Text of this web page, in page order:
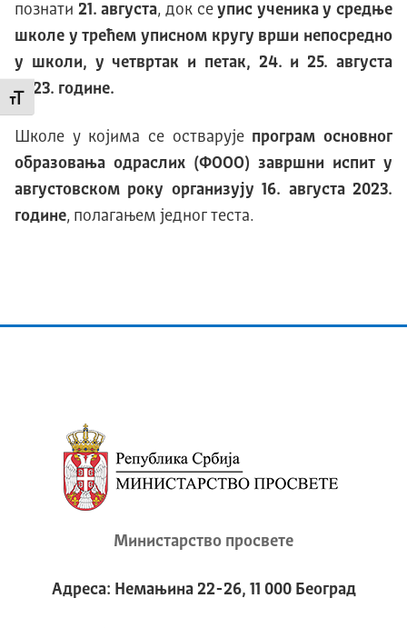
Промени величину слова
познати 21. августа, док сеупис ученика у средње
школе у трећем уписном кругу врши непосредно
у школи, у четвртак и петак, 24. и 25. августа
2023. године.
Школе у којима се остварује програм основног
образовања одраслих (ФООО) завршни испит у
августовском року организују 16. августа 2023.
године, полагањем једног теста.
Министарство просвете
Адреса: Немањина 22-26, 11 000 Београд